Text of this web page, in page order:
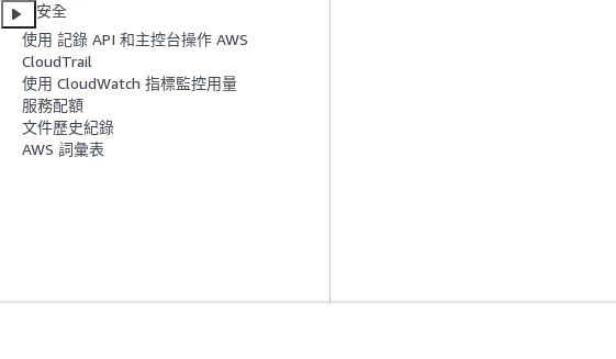
安全
使用 記錄 API 和主控台操作 AWS
CloudTrail
使用 CloudWatch 指標監控用量
服務配額
文件歷史紀錄
AWS 詞彙表